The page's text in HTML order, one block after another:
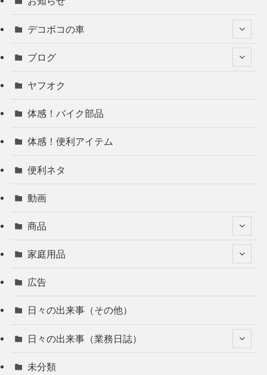
デコボコの車
ブログ
ヤフオク
体感！バイク部品
体感！便利アイテム
便利ネタ
動画
商品
家庭用品
広告
日々の出来事（その他）
日々の出来事（業務日誌）
未分類